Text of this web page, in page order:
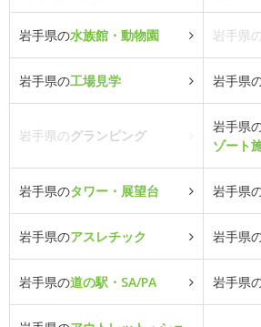
岩手県の水族館・動物園 岩手県
岩手県の工場見学 岩手県
岩手県のグランピング
岩手県
ゾート
岩手県のタワー・展望台 岩手県
岩手県のアスレチック 岩手県
岩手県の道の駅・SA/PA 岩手県